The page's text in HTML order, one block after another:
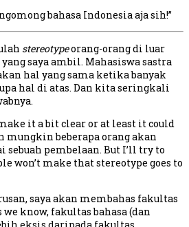
bahasa Indonesia aja sih!”
stereotypeorang-orang di luar
saya ambil. Mahasiswa sastra
hal yang sama ketika banyak
hal di atas. Dan kita seringkali
it a bit clear or at least it could
mungkin beberapa orang akan
sebuah pembelaan. But I’ll try to
won’t make that stereotype goes to
saya akan membahas fakultas
know, fakultas bahasa (dan